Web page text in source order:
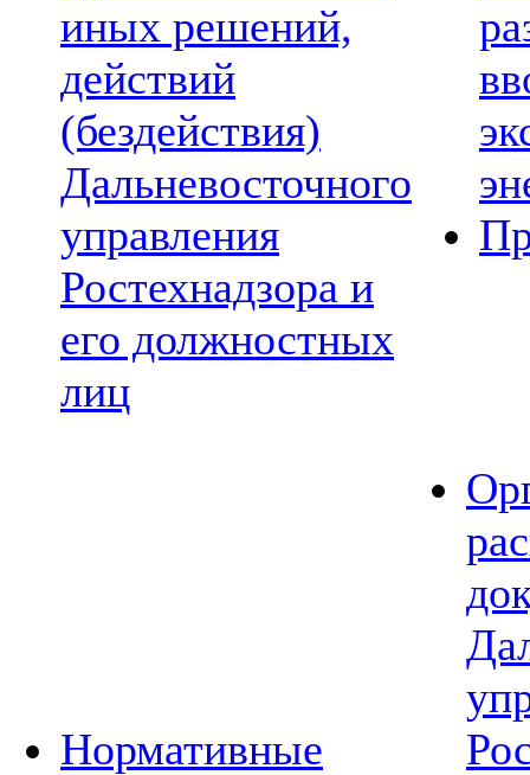
иных решений,
действий
(бездействия)
Дальневосточного
управления
Ростехнадзора и
его должностных
лиц
Нормативные